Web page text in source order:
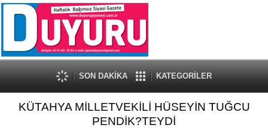
SON DAKİKA KATEGORİLER
KÜTAHYA MİLLETVEKİLİ HÜSEYİN TUĞCU
PENDİK?TEYDİ